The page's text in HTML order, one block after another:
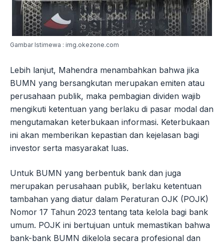
Gambar Istimewa : img.okezone.com
Lebih lanjut, Mahendra menambahkan bahwa jika
BUMN yang bersangkutan merupakan emiten atau
perusahaan publik, maka pembagian dividen wajib
mengikuti ketentuan yang berlaku di pasar modal dan
mengutamakan keterbukaan informasi. Keterbukaan
ini akan memberikan kepastian dan kejelasan bagi
investor serta masyarakat luas.
Untuk BUMN yang berbentuk bank dan juga
merupakan perusahaan publik, berlaku ketentuan
tambahan yang diatur dalam Peraturan OJK (POJK)
Nomor 17 Tahun 2023 tentang tata kelola bagi bank
umum. POJK ini bertujuan untuk memastikan bahwa
bank-bank BUMN dikelola secara profesional dan